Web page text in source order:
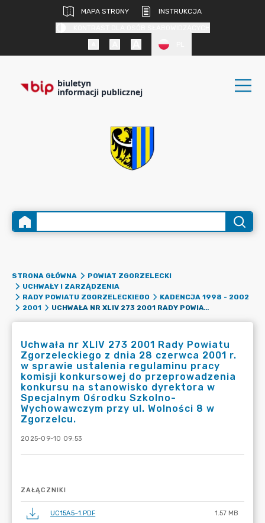
MAPA STRONY
INSTRUKCJA
biuletyn
informacji publicznej
STRONA GŁÓWNA
POWIAT ZGORZELECKI
UCHWAŁY I ZARZĄDZENIA
RADY POWIATU ZGORZELECKIEGO
KADENCJA 1998 - 2002
2001
UCHWAŁA NR XLIV 273 2001 RADY POWIATU ZGORZELECKIEGO Z DNIA 28 CZERWCA 2001 R. W SPRAWIE USTALENIA REGULAMINU PRACY KOMISJI KONKURSOWEJ DO PRZEPROWADZENIA KONKURSU NA STANOWISKO DYREKTORA W SPECJALNYM OŚRODKU SZKOLNO-WYCHOWAWCZYM PRZY UL. WOLNOŚCI 8 W ZGORZELCU.
Uchwała nr XLIV 273 2001 Rady Powiatu
Zgorzeleckiego z dnia 28 czerwca 2001 r.
w sprawie ustalenia regulaminu pracy
komisji konkursowej do przeprowadzenia
konkursu na stanowisko dyrektora w
Specjalnym Ośrodku Szkolno-
Wychowawczym przy ul. Wolności 8 w
Zgorzelcu.
2025-09-10 09:53
ZAŁĄCZNIKI
UC15A5~1.PDF 1.57 MB